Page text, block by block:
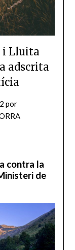
i Lluita
adscrita
por
contra la
de